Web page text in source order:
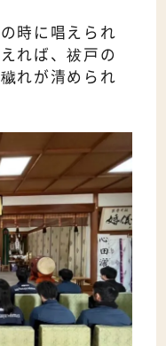
時に唱えられ
れば、祓戸の
れが清められ